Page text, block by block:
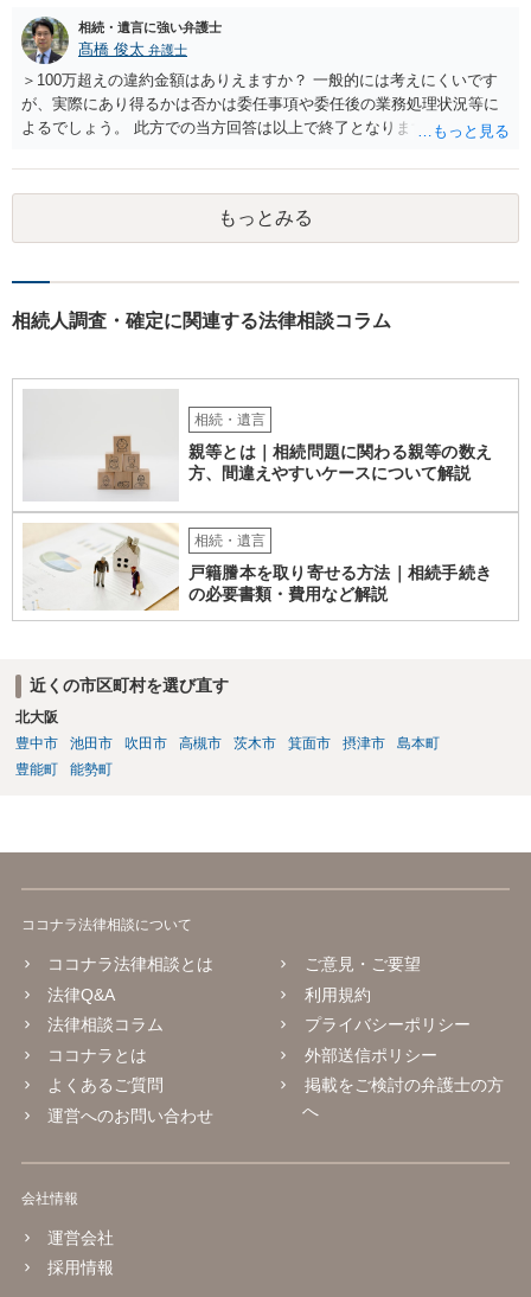
問4 相続トラブルの代理交渉は可能でしょうか。 →一般論としては可
能ですが、お伺いする内容ですとお祖父様が亡くなられた後に動くこ
とになるでしょう。
相続・遺言に強い弁護士
髙橋 俊太 弁護士
＞100万超えの違約金額はありえますか？ 一般的には考えにくいです
が、実際にあり得るかは否かは委任事項や委任後の業務処理状況等に
よるでしょう。 此方での当方回答は以上で終了となりますが、参考に
もっとみる
相続人調査・確定に関連する法律相談コラム
相続・遺言
親等とは｜相続問題に関わる親等の数え
方、間違えやすいケースについて解説
相続・遺言
戸籍謄本を取り寄せる方法｜相続手続き
の必要書類・費用など解説
近くの市区町村を選び直す
北大阪
豊中市
池田市 吹田市 高槻市 茨木市 箕面市 摂津市
島本町
豊能町
能勢町
ココナラ法律相談について
ココナラ法律相談とは
法律Q&A
法律相談コラム
ココナラとは
よくあるご質問
運営へのお問い合わせ
ご意見・ご要望
利用規約
プライバシーポリシー
外部送信ポリシー
掲載をご検討の弁護士の方
へ
会社情報
運営会社
採用情報